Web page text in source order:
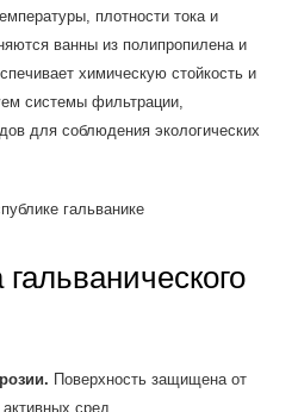
плотности тока и
ванны из полипропилена и
химическую стойкость и
системы фильтрации,
для соблюдения экологических
Поверхность защищена от
сред.